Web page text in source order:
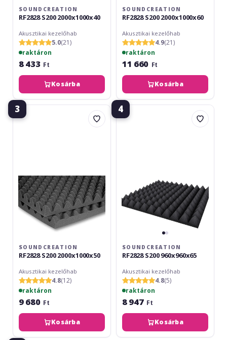
SOUNDCREATION
RF2828 S200 2000x1000x40
Akusztikai kezelőhab
5.0(21)
raktáron
8 433 Ft
Kosárba
SOUNDCREATION
RF2828 S200 2000x1000x60
Akusztikai kezelőhab
4.9(21)
raktáron
11 660 Ft
Kosárba
3
SoundCreation
RF2828
SOUNDCREATION
RF2828 S200 2000x1000x50
Akusztikai kezelőhab
4.8(12)
raktáron
9 680 Ft
Kosárba
4
SoundCreation
RF2828
SOUNDCREATION
RF2828 S200 960x960x65
Akusztikai kezelőhab
4.8(5)
raktáron
8 947 Ft
Kosárba